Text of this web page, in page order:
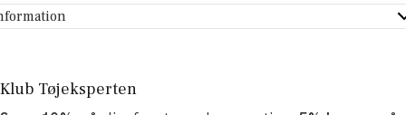
- Hjælpecenter
dit køb
Tøjeksperten
og artikler
Klub Tøjeksperten